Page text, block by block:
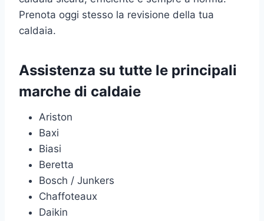
Prenota oggi stesso la revisione della tua
caldaia.
Assistenza su tutte le principali
marche di caldaie
Ariston
Baxi
Biasi
Beretta
Bosch / Junkers
Chaffoteaux
Daikin